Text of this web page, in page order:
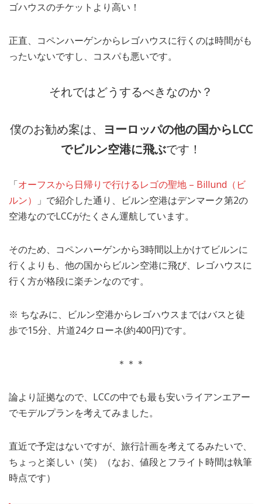
ゴハウスのチケットより高い！
正直、コペンハーゲンからレゴハウスに行くのは時間がも
ったいないですし、コスパも悪いです。
それではどうするべきなのか？
僕のお勧め案は、
ヨーロッパの他の国からLCC
でビルン空港に飛ぶです！
「オーフスから日帰りで行けるレゴの聖地 – Billund（ビ
ルン）
」で紹介した通り、ビルン空港はデンマーク第2の
空港なのでLCCがたくさん運航しています。
そのため、コペンハーゲンから3時間以上かけてビルンに
行くよりも、他の国からビルン空港に飛び、レゴハウスに
行く方が格段に楽チンなのです。
※ ちなみに、ビルン空港からレゴハウスまではバスと徒
歩で15分、片道24クローネ(約400円)です。
＊＊＊
論より証拠なので、LCCの中でも最も安いライアンエアー
でモデルプランを考えてみました。
直近で予定はないですが、旅行計画を考えてるみたいで、
ちょっと楽しい（笑）（なお、値段とフライト時間は執筆
時点です）